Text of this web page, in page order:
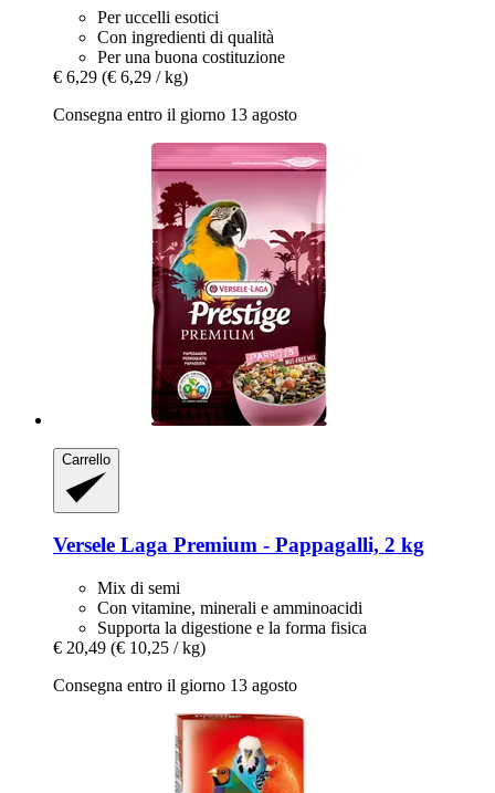
Per uccelli esotici
Con ingredienti di qualità
Per una buona costituzione
€ 6,29 (€ 6,29 / kg)
Consegna entro il giorno 13 agosto
Carrello
Versele Laga Premium -​ Pappagalli, 2 kg
Mix di semi
Con vitamine, minerali e amminoacidi
Supporta la digestione e la forma fisica
€ 20,49 (€ 10,25 / kg)
Consegna entro il giorno 13 agosto